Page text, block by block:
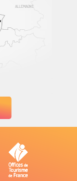
ALLEMAGNE